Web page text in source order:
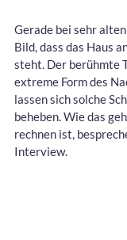
Gerade bei sehr
Bild, dass das Haus
steht. Der berühmte
extreme Form des
lassen sich solche
beheben. Wie das
rechnen ist,
Interview.